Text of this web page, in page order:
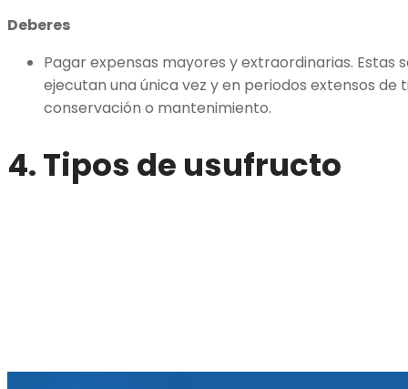
Deberes
Pagar expensas mayores y extraordinarias. Estas
ejecutan una única vez y en periodos extensos de
conservación o mantenimiento.
4. Tipos de usufructo